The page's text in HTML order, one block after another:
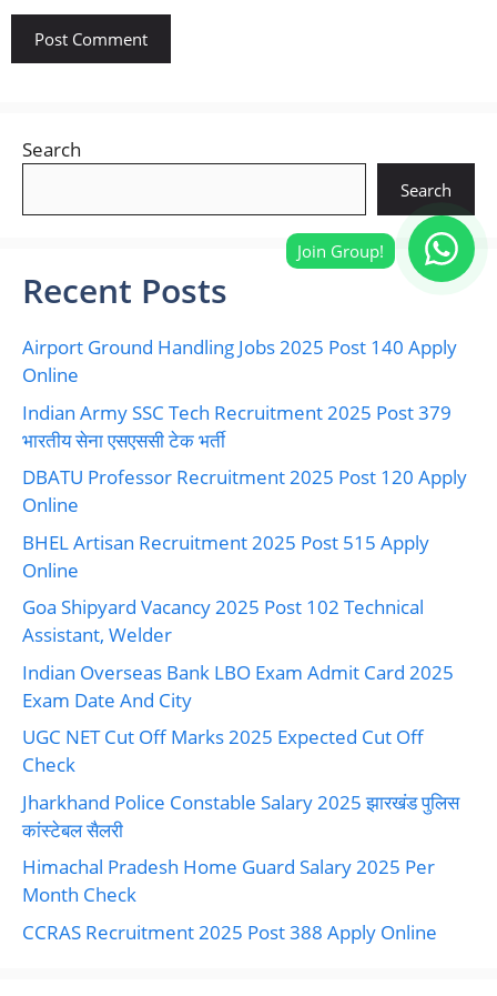
Search
Search
Recent Posts
Airport Ground Handling Jobs 2025 Post 140 Apply
Online
Indian Army SSC Tech Recruitment 2025 Post 379
भारतीय सेना एसएससी टेक भर्ती
DBATU Professor Recruitment 2025 Post 120 Apply
Online
BHEL Artisan Recruitment 2025 Post 515 Apply
Online
Goa Shipyard Vacancy 2025 Post 102 Technical
Assistant, Welder
Indian Overseas Bank LBO Exam Admit Card 2025
Exam Date And City
UGC NET Cut Off Marks 2025 Expected Cut Off
Check
Jharkhand Police Constable Salary 2025 झारखंड पुलिस
कांस्टेबल सैलरी
Himachal Pradesh Home Guard Salary 2025 Per
Month Check
CCRAS Recruitment 2025 Post 388 Apply Online